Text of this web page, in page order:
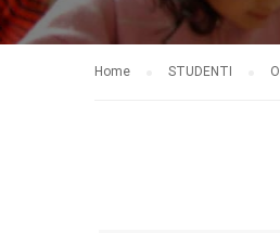
Home STUDENTI